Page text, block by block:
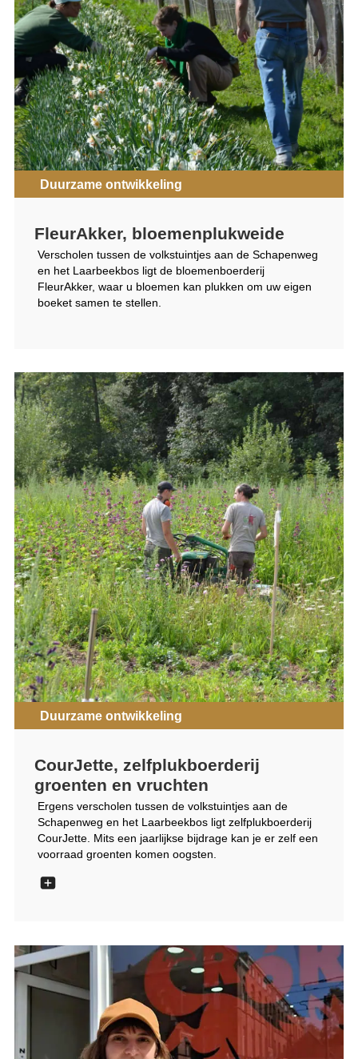
Duurzame ontwikkeling
FleurAkker, bloemenplukweide
Verscholen tussen de volkstuintjes aan de Schapenweg
en het Laarbeekbos ligt de bloemenboerderij
FleurAkker, waar u bloemen kan plukken om uw eigen
boeket samen te stellen.
Duurzame ontwikkeling
CourJette, zelfplukboerderij
groenten en vruchten
Ergens verscholen tussen de volkstuintjes aan de
Schapenweg en het Laarbeekbos ligt zelfplukboerderij
CourJette. Mits een jaarlijkse bijdrage kan je er zelf een
voorraad groenten komen oogsten.